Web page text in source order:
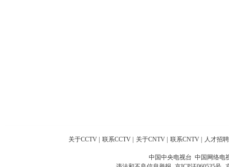
关于CCTV | 联系CCTV | 关于CNTV | 联系CNTV | 人才招聘
中国中央电视台 中国网络电